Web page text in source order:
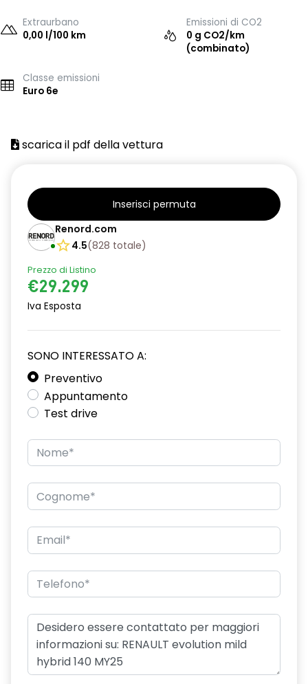
Extraurbano
0,00 l/100 km
Emissioni di CO2
0 g CO2/km
(combinato)
Classe emissioni
Euro 6e
scarica il pdf della vettura
Inserisci permuta
Renord.com
4.5(828 totale)
Prezzo di Listino
€29.299
Iva Esposta
SONO INTERESSATO A:
Preventivo
Appuntamento
Test drive